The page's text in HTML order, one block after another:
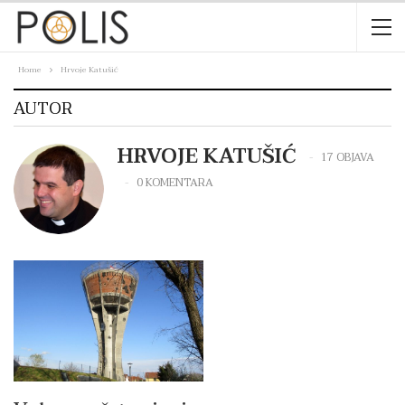
Home Hrvoje Katušić
AUTOR
HRVOJE KATUŠIĆ
17 OBJAVA
0 KOMENTARA